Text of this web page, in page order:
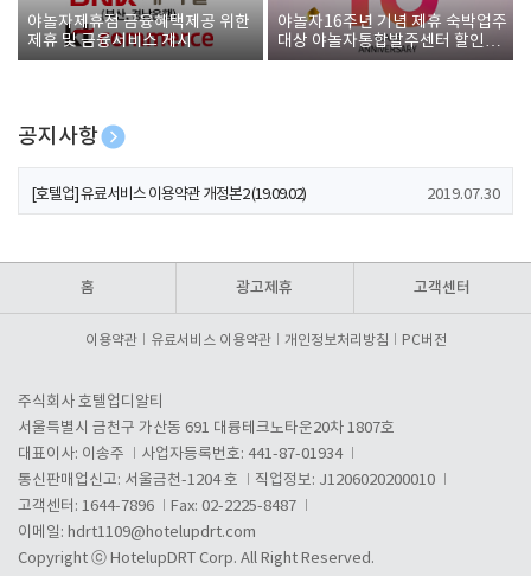
야놀자제휴점 금융혜택제공 위한
제휴 및 금융서비스 게시
야놀자16주년 기념 제휴 숙박업주
대상 야놀자통합발주센터 할인쿠
폰 증정
공지사항
[호텔업] 개인정보 처리방침 개정본1 (19.09.02)
[호텔업] 유료서비스 이용약관 개정본2 (19.09.02) 2019.07.30
홈 광고제휴 고객센터
이용약관 유료서비스 이용약관 개인정보처리방침 PC버전
주식회사 호텔업디알티
서울특별시 금천구 가산동 691 대륭테크노타운20차 1807호
대표이사: 이송주
사업자등록번호: 441-87-01934
통신판매업신고: 서울금천-1204 호
직업정보: J1206020200010
고객센터: 1644-7896
Fax: 02-2225-8487
이메일: hdrt1109@hotelupdrt.com
Copyright ⓒ HotelupDRT Corp. All Right Reserved.